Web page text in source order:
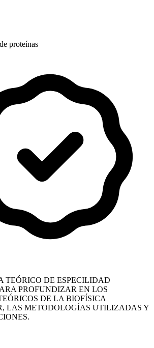
proteínas
TEÓRICO DE ESPECILIDAD
PROFUNDIZAR EN LOS
DE LA BIOFÍSICA
LAS METODOLOGÍAS UTILIZADAS Y